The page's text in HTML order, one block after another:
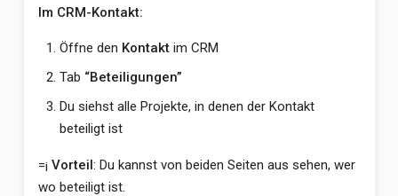
Im CRM-Kontakt:
Öffne den Kontaktim CRM
Tab “Beteiligungen”
Du siehst alle Projekte, in denen der Kontakt
beteiligt ist
=¡ Vorteil: Du kannst von beiden Seiten aus sehen, wer
wo beteiligt ist.